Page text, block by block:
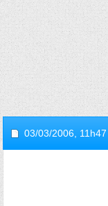
03/03/2006, 11h47